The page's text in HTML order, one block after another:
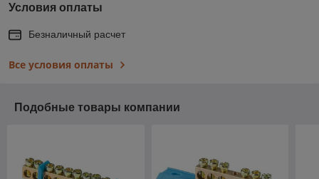
Условия оплаты
Безналичный расчет
Все условия оплаты
Подобные товары компании